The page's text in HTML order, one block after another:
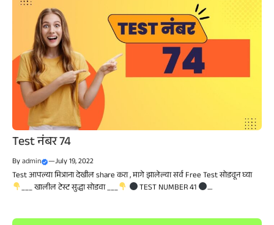
Test नंबर 74
Byadmin —July 19, 2022
Test आपल्या मित्राना देखील share करा , मागे झालेल्या सर्व Free Test सोडवून घ्या
___ खालील टेस्ट सुद्धा सोडवा ___
TEST NUMBER 41 ....